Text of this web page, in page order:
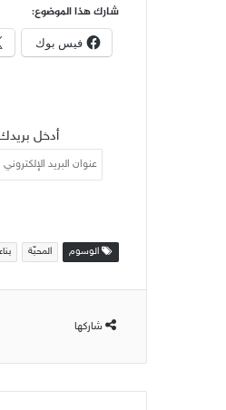
شارك هذا الموضوع:
فيس بوك
أدخل
عنوان
البريد
الوسوم المحبّة
شاركها